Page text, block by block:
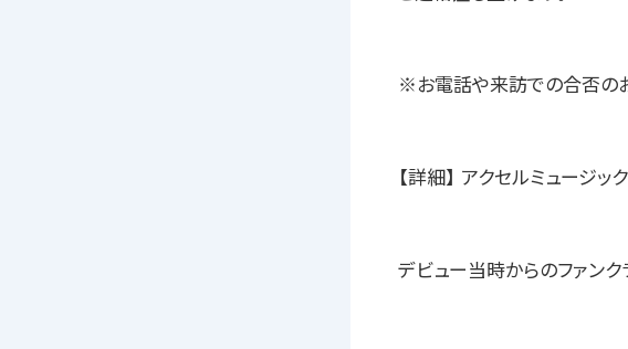
※お電話や来訪での合否の
【詳細】 アクセルミュージ
デビュー当時からのファンク